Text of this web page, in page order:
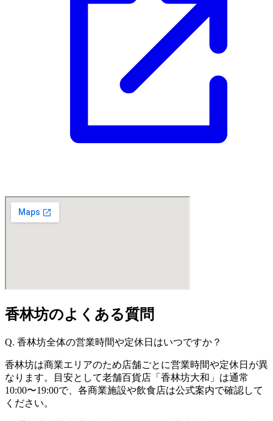
香林坊のよくある質問
Q. 香林坊全体の営業時間や定休日はいつですか？
香林坊は商業エリアのため店舗ごとに営業時間や定休日が異
なります。目安として老舗百貨店「香林坊大和」は通常
10:00〜19:00で、各商業施設や飲食店は公式案内で確認して
ください。